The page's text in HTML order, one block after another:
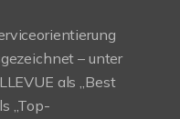
– unter
als „Best
„Top-